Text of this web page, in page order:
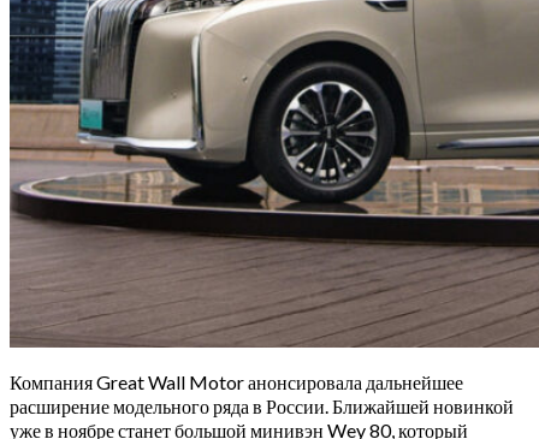
Компания Great Wall Motor анонсировала дальнейшее
расширение модельного ряда в России. Ближайшей новинкой
уже в ноябре станет большой минивэн Wey 80, который